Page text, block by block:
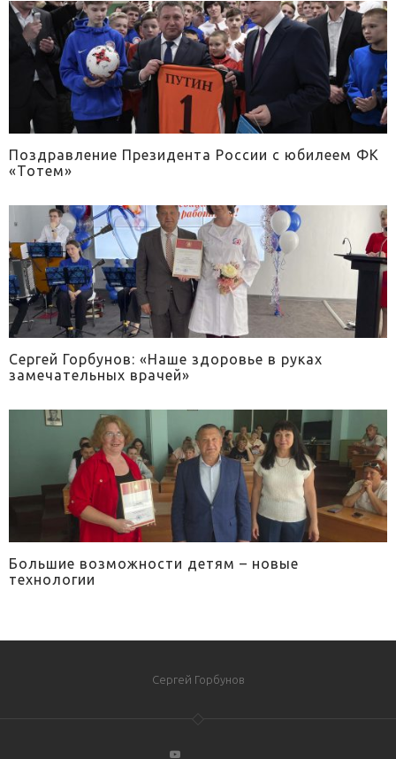
Поздравление Президента России с юбилеем ФК
«Тотем»
Сергей Горбунов: «Наше здоровье в руках
замечательных врачей»
Большие возможности детям – новые
технологии
Сергей Горбунов